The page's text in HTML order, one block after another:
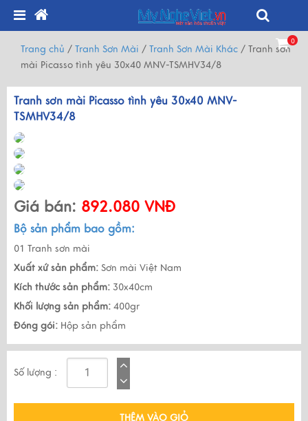
0
Trang chủ / Tranh Sơn Mài / Tranh Sơn Mài Khác / Tranh sơn
mài Picasso tình yêu 30x40 MNV-TSMHV34/8
Tranh sơn mài Picasso tình yêu 30x40 MNV-
TSMHV34/8
Giá bán: 892.080 VNĐ
Bộ sản phẩm bao gồm:
01 Tranh sơn mài
Xuất xứ sản phẩm: Sơn mài Việt Nam
Kích thước sản phẩm: 30x40cm
Khối lượng sản phẩm: 400gr
Đóng gói: Hộp sản phẩm
Số lượng :
THÊM VÀO GIỎ